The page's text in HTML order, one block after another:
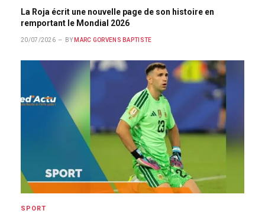
La Roja écrit une nouvelle page de son histoire en
remportant le Mondial 2026
20/07/2026 BY MARC GORVENS BAPTISTE
SPORT